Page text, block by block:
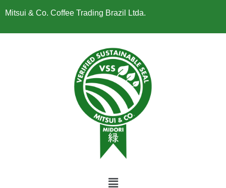
Mitsui & Co. Coffee Trading Brazil Ltda.